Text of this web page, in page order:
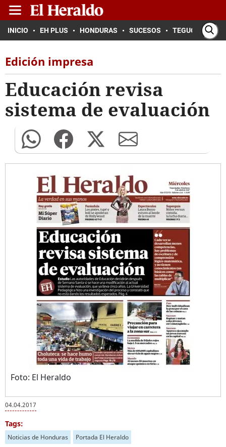
INICIO EH PLUS HONDURAS SUCESOS TEGUCIGALPA
Edición impresa
Educación revisa
sistema de evaluación
Foto: El Heraldo
04.04.2017
Tags:
Noticias de Honduras Portada El Heraldo